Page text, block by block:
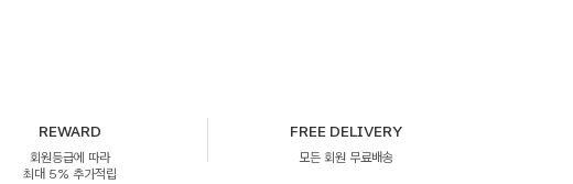
REWARD
회원등급에 따라
최대 5% 추가적립
FREE DELIVERY
모든 회원 무료배송